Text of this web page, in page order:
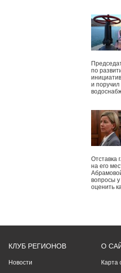
по
и
Отставка
на его
вопросы у
оценить
КЛУБ РЕГИОНОВ
Новости
О
Карта